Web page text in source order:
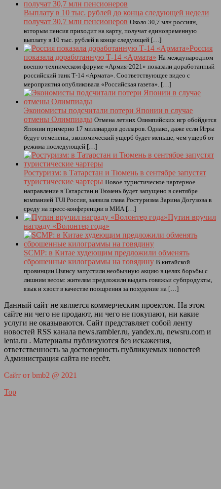
Выплату в 10 тыс. рублей до конца следующей недели
получат 30,7 млн пенсионеров Около 30,7 млн россиян,
которым пенсия приходит на карту, получат единовременную
выплату в 10 тыс. рублей в конце следующей […]
Россия
показала доработанную Т-14 «Армата» На международном
военно-техническом форуме «Армия-2021» показали доработанный
российский танк Т-14 «Армата». Соответствующее видео с
мероприятия опубликовала «Российская газета». […]
Экономисты подсчитали потери Японии в случае
отмены Олимпиады Отмена летних Олимпийских игр обойдется
Японии примерно 17 миллиардов долларов. Однако, даже если Игры
будут отменены, экономический ущерб будет меньше, чем ущерб от
режима последующей […]
Ростуризм: в Татарстан и Тюмень в сентябре запустят
туристические чартеры Новое туристическое чартерное
направление в Татарстан и Тюмень будет запущено в сентябре
компанией TUI Россия, заявила глава Ростуризма Зарина Догузова в
среду на пресс-конференции в МИА […]
Путин вручил
награду «Волонтер года»
SCMP: в Китае худеющим предложили обменять
сброшенные килограммы на говядину В китайской
провинции Цзянсу запустили необычную акцию в целях борьбы с
лишним весом: жителям предложили выдать говяжьи субпродукты,
язык и хвост в качестве поощрения за похудение на […]
Данный сайт не является коммерческим проектом. На этом
сайте ни чего не продают, ни чего не покупают, ни какие
услуги не оказываются. Сайт представляет собой ленту
новостей RSS канала news.rambler.ru, yandex.ru, newsru.com и
lenta.ru . Материалы публикуются без искажения,
ответственность за достоверность публикуемых новостей
Администрация сайта не несёт.
Сайт от bmb2 @ 2021
Top